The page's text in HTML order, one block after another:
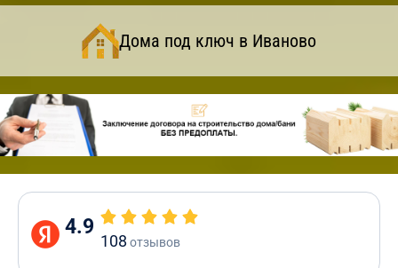
Дома под ключ в Иваново
4.9
108 отзывов